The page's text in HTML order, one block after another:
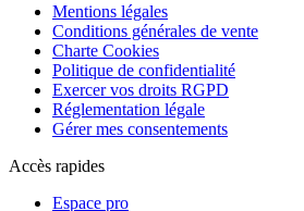
Mentions légales
Conditions générales de vente
Charte Cookies
Politique de confidentialité
Exercer vos droits RGPD
Réglementation légale
Gérer mes consentements
Accès rapides
Espace pro